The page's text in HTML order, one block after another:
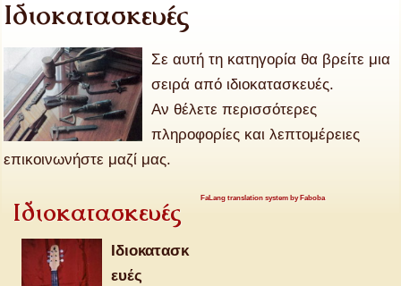
Ιδιοκατασκευές
Σε αυτή τη κατηγορία θα βρείτε μια
σειρά από ιδιοκατασκευές.
Αν θέλετε περισσότερες
πληροφορίες και λεπτομέρειες
επικοινωνήστε μαζί μας.
Ιδιοκατασκευές
Ιδιοκατασκ
ευές
FaLang translation system by Faboba